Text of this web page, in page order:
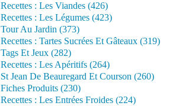
Recettes : Les Viandes (426)
Recettes : Les Légumes (423)
Tour Au Jardin (373)
Recettes : Tartes Sucrées Et Gâteaux (319)
Tags Et Jeux (282)
Recettes : Les Apéritifs (264)
St Jean De Beauregard Et Courson (260)
Fiches Produits (230)
Recettes : Les Entrées Froides (224)